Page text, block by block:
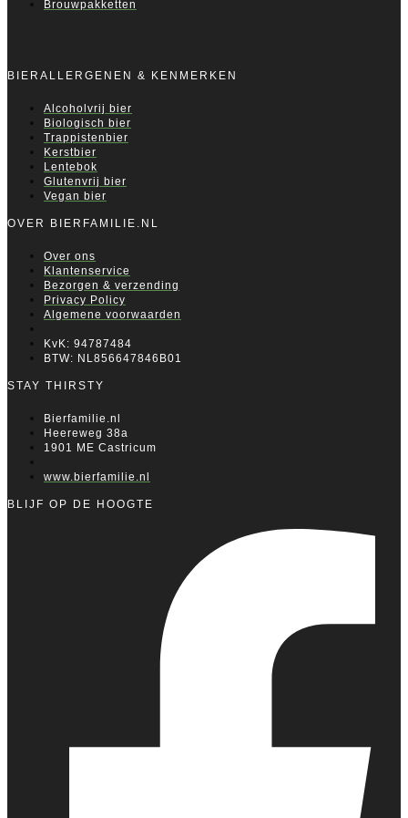
Brouwpakketten
BIERALLERGENEN & KENMERKEN
Alcoholvrij bier
Biologisch bier
Trappistenbier
Kerstbier
Lentebok
Glutenvrij bier
Vegan bier
OVER BIERFAMILIE.NL
Over ons
Klantenservice
Bezorgen & verzending
Privacy Policy
Algemene voorwaarden
KvK: 94787484
BTW: NL856647846B01
STAY THIRSTY
Bierfamilie.nl
Heereweg 38a
1901 ME Castricum
www.bierfamilie.nl
BLIJF OP DE HOOGTE